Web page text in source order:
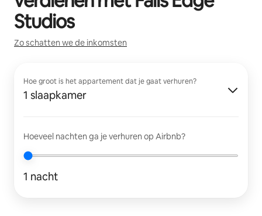
Studios
Zo schatten we de inkomsten
Hoe groot is het appartement dat je gaat verhuren?
1 slaapkamer
Hoeveel nachten ga je verhuren op Airbnb?
1 nacht